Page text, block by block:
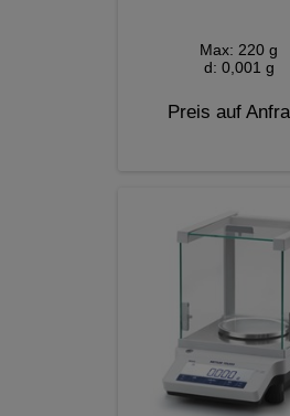
Max: 220 g
d: 0,001 g
Preis auf